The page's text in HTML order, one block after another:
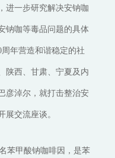
进一步研究解决安钠咖
钠咖等毒品问题的具体
年营造和谐稳定的社
陕西、甘肃、宁夏及内
彦淖尔，就打击整治安
展交流座谈。
苯甲酸钠咖啡因，是苯